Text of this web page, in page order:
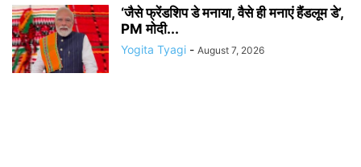
‘जैसे फ्रेंडशिप डे मनाया, वैसे ही मनाएं हैंडलूम डे’,
PM मोदी...
Yogita Tyagi - August 7, 2026